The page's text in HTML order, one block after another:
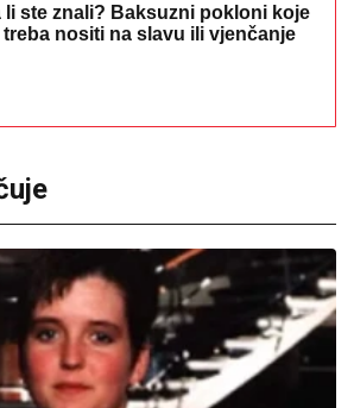
li ste znali? Baksuzni pokloni koje
treba nositi na slavu ili vjenčanje